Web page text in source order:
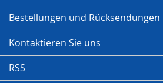
Bestellungen und Rücksendungen
Kontaktieren Sie uns
RSS